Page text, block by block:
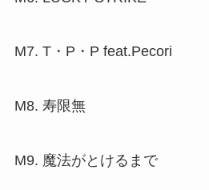
M7. T・P・P feat.Pecori
M8. 寿限無
M9. 魔法がとけるまで